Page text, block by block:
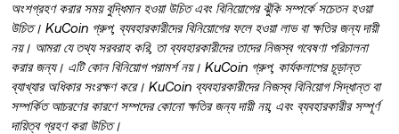
অংশগ্রহণ করার সময় বুদ্ধিমান হওয়া উচিত এবং বিনিয়োগের ঝুঁকি সম্পর্কে সচেতন হওয়া
উচিত। KuCoin গ্রুপ, ব্যবহারকারীদের বিনিয়োগের ফলে হওয়া লাভ বা ক্ষতির জন্য দায়ী
নয়। আমরা যে তথ্য সরবরাহ করি, তা ব্যবহারকারীদের তাদের নিজস্ব গবেষণা পরিচালনা
করার জন্য। এটি কোন বিনিয়োগ পরামর্শ নয়। KuCoin গ্রুপ, কার্যকলাপের চূড়ান্ত
ব্যাখ্যার অধিকার সংরক্ষণ করে। KuCoin ব্যবহারকারীদের নিজস্ব বিনিয়োগ সিদ্ধান্ত বা
সম্পর্কিত আচরণের কারণে সম্পদের কোনো ক্ষতির জন্য দায়ী নয়, এবং ব্যবহারকারীর সম্পূর্ণ
দায়িত্ব গ্রহণ করা উচিত।